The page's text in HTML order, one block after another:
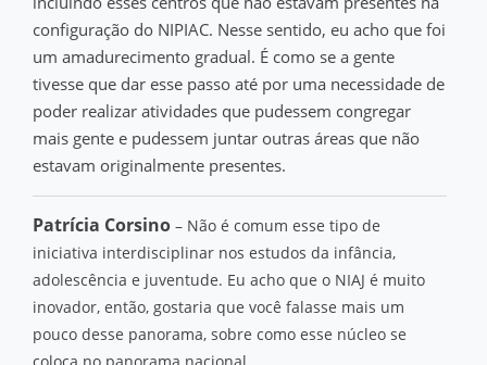
configuração do NIPIAC. Nesse sentido, eu acho que foi
um amadurecimento gradual. É como se a gente
tivesse que dar esse passo até por uma necessidade de
poder realizar atividades que pudessem congregar
mais gente e pudessem juntar outras áreas que não
estavam originalmente presentes.
Patrícia Corsino – Não é comum esse tipo de
iniciativa interdisciplinar nos estudos da infância,
adolescência e juventude. Eu acho que o NIAJ é muito
inovador, então, gostaria que você falasse mais um
pouco desse panorama, sobre como esse núcleo se